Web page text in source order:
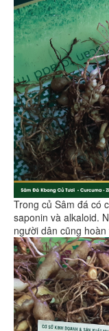
Trong củ Sâm đá có
saponin và alkaloid.
người dân cũng